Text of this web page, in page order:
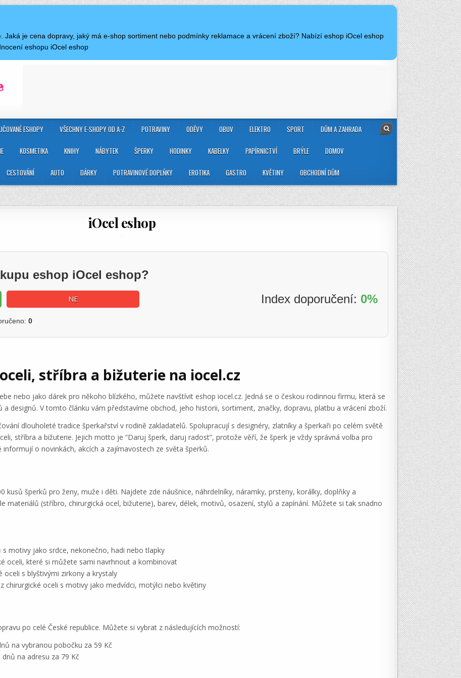
Jaká je cena dopravy, jaký má e-shop sortiment nebo podmínky reklamace a vrácení zboží? Nabízí eshop iOcel eshop
eshopu iOcel eshop
ESHOPY VŠECHNY E-SHOPY OD A-Z POTRAVINY ODĚVY OBUV ELEKTRO SPORT DŮM A ZAHRADA
KOSMETIKA KNIHY NÁBYTEK ŠPERKY HODINKY KABELKY PAPÍRNICTVÍ BRÝLE DOMOV
CESTOVÁNÍ AUTO DÁRKY POTRAVINOVÉ DOPLŇKY EROTIKA GASTRO KVĚTINY OBCHODNÍ DŮM
iOcel eshop
eshop iOcel eshop?
NE Index doporučení: 0%
0
stříbra a bižuterie na iocel.cz
nebo jako dárek pro někoho blízkého, můžete navštívit eshop iocel.cz. Jedná se o českou rodinnou firmu, která se
designů. V tomto článku vám představíme obchod, jeho historii, sortiment, značky, dopravu, platbu a vrácení zboží.
dlouholeté tradice šperkařství v rodině zakladatelů. Spolupracují s designéry, zlatníky a šperkaři po celém světě
stříbra a bižuterie. Jejich motto je “Daruj šperk, daruj radost”, protože věří, že šperk je vždy správná volba pro
o novinkách, akcích a zajímavostech ze světa šperků.
kusů šperků pro ženy, muže i děti. Najdete zde náušnice, náhrdelníky, náramky, prsteny, korálky, doplňky a
materiálů (stříbro, chirurgická ocel, bižuterie), barev, délek, motivů, osazení, stylů a zapínání. Můžete si tak snadno
motivy jako srdce, nekonečno, hadi nebo tlapky
oceli, které si můžete sami navrhnout a kombinovat
oceli s blyštivými zirkony a krystaly
chirurgické oceli s motivy jako medvídci, motýlci nebo květiny
po celé České republice. Můžete si vybrat z následujících možností:
na vybranou pobočku za 59 Kč
na adresu za 79 Kč